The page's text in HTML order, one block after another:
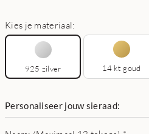
Kies je materiaal:
925 zilver 14 kt goud
Personaliseer jouw sieraad: